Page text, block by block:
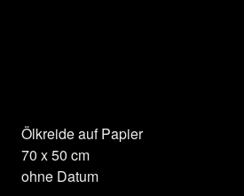
Ölkreide auf Papier
70 x 50 cm
ohne Datum